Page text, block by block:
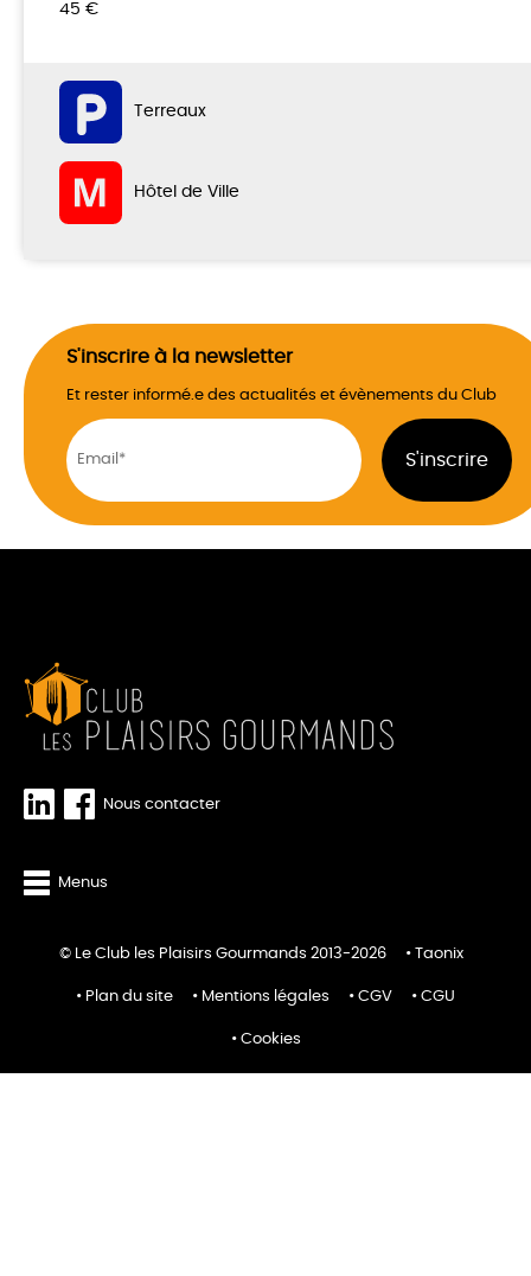
45 €
Terreaux
Hôtel de Ville
S'inscrire à la newsletter
Et rester informé.e des actualités et évènements du Club
Nous contacter
Menus
© Le Club les Plaisirs Gourmands 2013-2026 Taonix
Plan du site Mentions légales CGV CGU
Cookies